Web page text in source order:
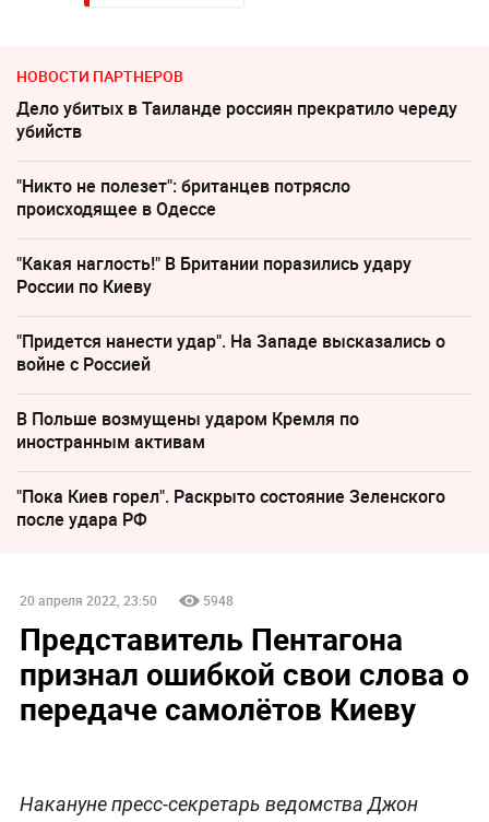
НОВОСТИ ПАРТНЕРОВ
Дело убитых в Таиланде россиян прекратило череду
убийств
"Никто не полезет": британцев потрясло
происходящее в Одессе
"Какая наглость!" В Британии поразились удару
России по Киеву
"Придется нанести удар". На Западе высказались о
войне с Россией
В Польше возмущены ударом Кремля по
иностранным активам
"Пока Киев горел". Раскрыто состояние Зеленского
после удара РФ
20 апреля 2022, 23:50 5948
Представитель Пентагона
признал ошибкой свои слова о
передаче самолётов Киеву
Накануне пресс-секретарь ведомства Джон